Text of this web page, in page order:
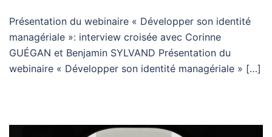
Présentation du webinaire « Développer son identité
managériale »: interview croisée avec Corinne
GUÉGAN et Benjamin SYLVAND Présentation du
webinaire « Développer son identité managériale » […]